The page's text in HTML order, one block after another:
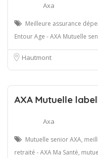
Axa
Meilleure assurance
Entour Age - AXA Mutuelle
Hautmont
AXA Mutuelle
Axa
Mutuelle senior AXA,
retraité - AXA Ma Santé,